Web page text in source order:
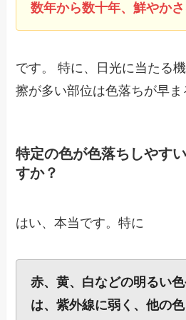
数年から数十年、鮮やか
です。 特に、日光に当たる
擦が多い部位は色落ちが早ま
特定の色が色落ちしやす
すか？
はい、本当です。特に
赤、黄、白などの明るい
は、紫外線に弱く、他の